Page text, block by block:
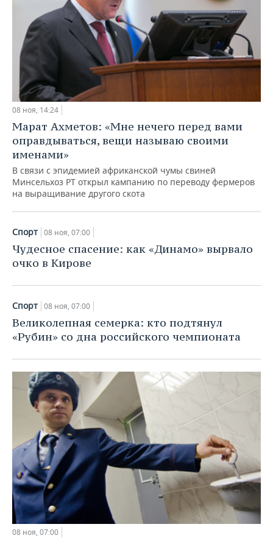
08 ноя, 14:24
Марат Ахметов: «Мне нечего перед вами
оправдываться, вещи называю своими
именами»
В связи с эпидемией африканской чумы свиней
Минсельхоз РТ открыл кампанию по переводу фермеров
на выращивание другого скота
Спорт 08 ноя, 07:00
Чудесное спасение: как «Динамо» вырвало
очко в Кирове
Спорт 08 ноя, 07:00
Великолепная семерка: кто подтянул
«Рубин» со дна российского чемпионата
08 ноя, 07:00